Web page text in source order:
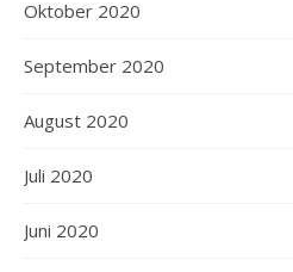
Oktober 2020
September 2020
August 2020
Juli 2020
Juni 2020